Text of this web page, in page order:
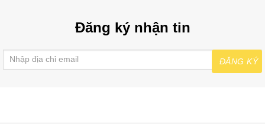
Đăng ký nhận tin
ĐĂNG KÝ